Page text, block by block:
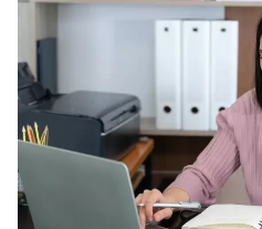
Partner
Insight
NTB
Suara
Time
Lens
IDN
Daily
Jogja
Jalan
Rakyat
Idealita
News
Kita
Notice
Dinamikapost.com
Radar
Baru
Seedbacklink
Follow
Kabarbaru